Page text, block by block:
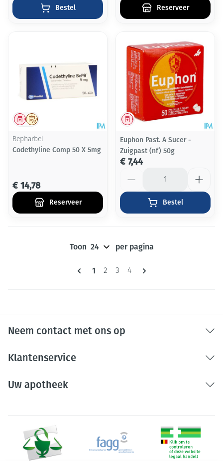
Bestel Reserveer
Op voorschrift
Geneesmiddel
Bepharbel
Codethyline Comp 50 X 5mg
€ 14,78
Reserveer
Geneesmiddel
Euphon Past. A Sucer -
Zuigpast (nf) 50g
€ 7,44
Bestel
Pagina's
U lees momenteel pagina
1 Pagina
2 Pagina
3 Pagina
4
Toon per pagina
Neem contact met ons op
Klantenservice
Uw apotheek